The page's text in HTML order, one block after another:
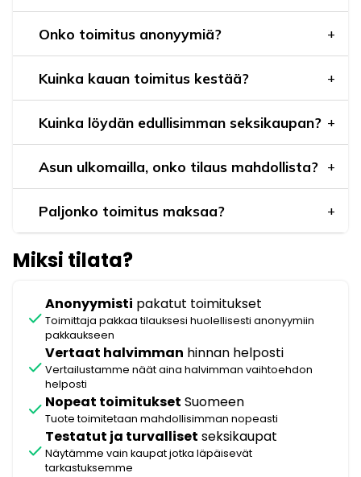
Onko toimitus anonyymiä?
Kuinka kauan toimitus kestää?
Kuinka löydän edullisimman seksikaupan?
Asun ulkomailla, onko tilaus mahdollista?
Paljonko toimitus maksaa?
Miksi tilata?
check
Anonyymisti pakatut toimitukset
Toimittaja pakkaa tilauksesi huolellisesti anonyymiin
pakkaukseen
check
Vertaat halvimman hinnan helposti
Vertailustamme näät aina halvimman vaihtoehdon
helposti
check Nopeat toimitukset Suomeen
Tuote toimitetaan mahdollisimman nopeasti
check
Testatut ja turvalliset seksikaupat
Näytämme vain kaupat jotka läpäisevät
tarkastuksemme